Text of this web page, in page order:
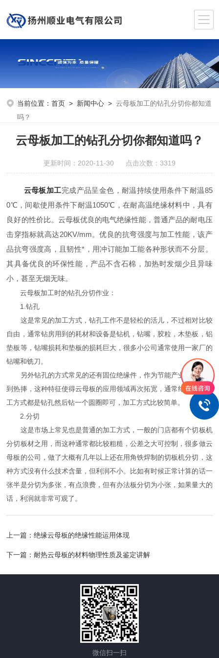
当前位置：首页 > 新闻中心 >云母板加工的钻孔分切你都知道
吗？
云母板加工的钻孔分切你都知道吗？
更新时间：2020-11-30 点击次数：3319
云母板加工完成产品呈金色，耐温持续使用条件下耐温85
0℃，间歇使用条件下耐温1050℃，在耐高温绝缘材料中，具有
良好的性价比。云母板优良的电气绝缘性能，普通产品的耐电压
击穿指标就高达20KV/mm。优良的抗弯强度与加工性能，该产
品抗弯强度高，且韧性*，用冲订能加工能各种形状而不分层。
其具备优良的环保性能，产品不含石棉，加热时发烟少且异味
小，甚至无烟无味。
云母板加工时的钻孔分切作业：
1.钻孔
这是常见的加工方式，钻孔工作不是轻松的活儿，不过相对比较
自由，通常钻房用到的耗材和设备是钻机，钻嘴，胶粒，木垫板，铝
垫板等，钻嘴损耗和垫板的损耗巨大，很多小公司通常使用一家厂的
钻嘴和铣刀。
另外钻孔的方式常见的还有固位绝缘件，作为节能产业近年来收
到热捧，这种特征使得云母板的应用领域再次拓宽，通常绝缘件的加
工方式都是钻孔然后钻一个圆圈即可，加工方式比较简单。
2.分切
这是市场上常见也是普通的加工方式，一般的门店都有个切板机
分切板材之用，而这种通常都比较粗糙，公差之大可控制，很多做云
母板的公司，做了大概有几年以上还在用角铁焊制的切板机分切，这
种方式没有什么技术含量，但利润不小。比如有时候正常计算的话一
张半是分切为多张，有点浪费，但有办法板分切为小张，如果量大的
话，利润就非常可观了。
上一篇：绝缘云母板的绝缘性能运用体现
下一篇：耐热云母板的材料物理性质及鉴定讲解
微信扫一扫